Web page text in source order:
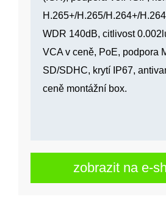
H.265+/H.265/H.264+/
WDR 140dB, citlivost
VCA v ceně, PoE, podpora
SD/SDHC, krytí IP67,
ceně montážní box.
zobrazit na e-